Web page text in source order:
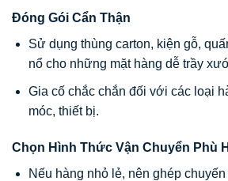
Đóng Gói Cẩn Thận
Sử dụng thùng carton, kiện gỗ,
nổ cho những mặt hàng dễ trầy
Gia cố chắc chắn đối với các loại
móc, thiết bị.
Chọn Hình Thức Vận Chuyển Phù
Nếu hàng nhỏ lẻ, nên ghép